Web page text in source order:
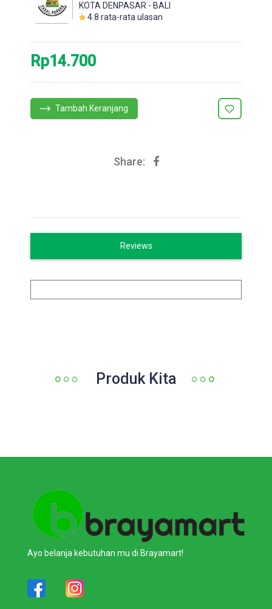
KOTA DENPASAR - BALI
4.8 rata-rata ulasan
Rp14.700
Tambah Keranjang
Share:
Reviews
Produk Kita
Ayo belanja kebutuhan mu di Brayamart!